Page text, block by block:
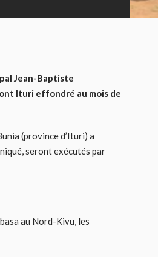
Jean-Baptiste
Ituri effondré au mois de
(province d’Ituri) a
seront exécutés par
au Nord-Kivu, les